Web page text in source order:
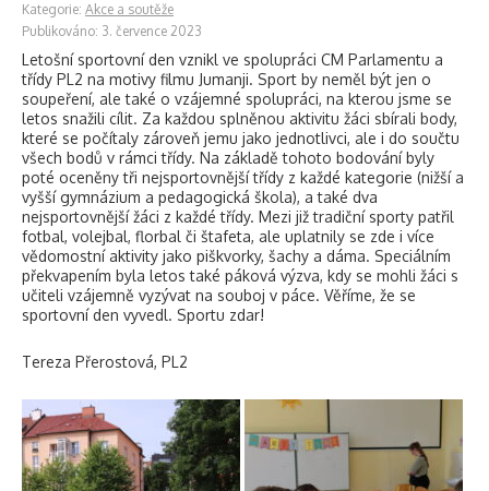
Kategorie: Akce a soutěže
Publikováno: 3. července 2023
Letošní sportovní den vznikl ve spolupráci CM Parlamentu a
třídy PL2 na motivy filmu Jumanji. Sport by neměl být jen o
soupeření, ale také o vzájemné spolupráci, na kterou jsme se
letos snažili cílit. Za každou splněnou aktivitu žáci sbírali body,
které se počítaly zároveň jemu jako jednotlivci, ale i do součtu
všech bodů v rámci třídy. Na základě tohoto bodování byly
poté oceněny tři nejsportovnější třídy z každé kategorie (nižší a
vyšší gymnázium a pedagogická škola), a také dva
nejsportovnější žáci z každé třídy. Mezi již tradiční sporty patřil
fotbal, volejbal, florbal či štafeta, ale uplatnily se zde i více
vědomostní aktivity jako piškvorky, šachy a dáma. Speciálním
překvapením byla letos také páková výzva, kdy se mohli žáci s
učiteli vzájemně vyzývat na souboj v páce. Věříme, že se
sportovní den vyvedl. Sportu zdar!
Tereza Přerostová, PL2